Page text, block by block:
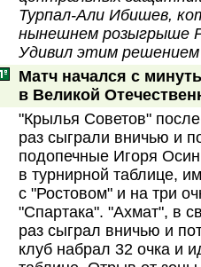
Турпал-Али Ибишев,
нынешнем розыгрыше
Удивил этим
Матч начался с
в Великой
"Крылья Советов"
раз сыграли вничью и
подопечные Игоря
в турнирной таблице,
с "Ростовом" и на три
"Спартака". "Ахмат", в
раз сыграл вничью и
клуб набрал 32 очка и